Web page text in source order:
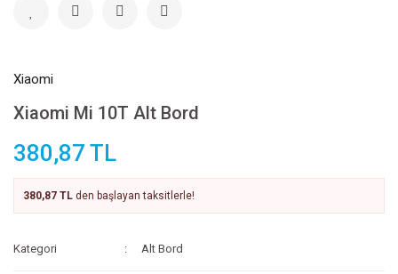
Xiaomi
Xiaomi Mi 10T Alt Bord
380,87 TL
380,87 TL den başlayan taksitlerle!
Kategori Alt Bord